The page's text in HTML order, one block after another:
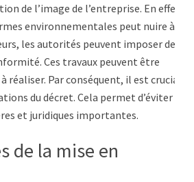
de l’image de l’entreprise. En effet,
environnementales peut nuire à
les autorités peuvent imposer des
Ces travaux peuvent être
réaliser. Par conséquent, il est crucial
du décret. Cela permet d’éviter
et juridiques importantes.
de la mise en